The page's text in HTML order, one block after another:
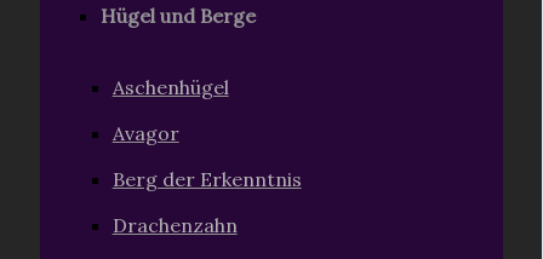
Hügel und Berge
Aschenhügel
Avagor
Berg der Erkenntnis
Drachenzahn